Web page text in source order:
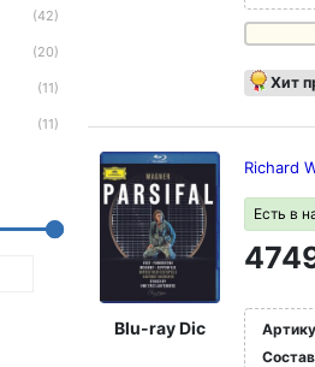
(42)
(20)
(11)
(11)
Хит
Blu-ray Dic
Richard
Есть в